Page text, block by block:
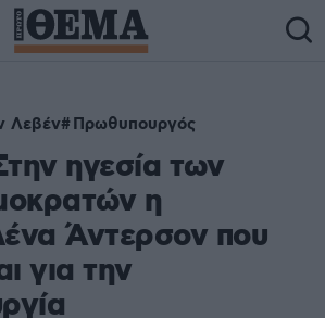
Λεβέν Πρωθυπουργός
ηγεσία των
η
Άντερσον που
για την